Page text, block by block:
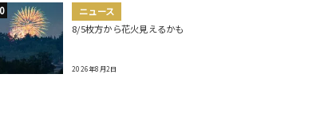
ニュース
8/5枚方から花火見えるかも
2026年8月2日